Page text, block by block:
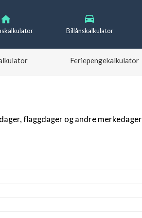
Billånskalkulator
Feriepengekalkulator
flaggdager og andre merkedager